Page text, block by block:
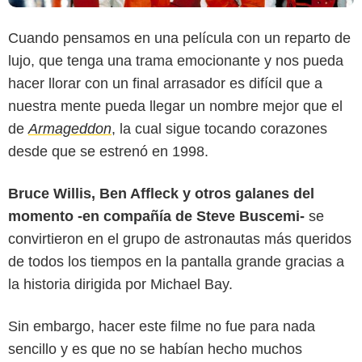
Cuando pensamos en una película con un reparto de
lujo, que tenga una trama emocionante y nos pueda
hacer llorar con un final arrasador es difícil que a
nuestra mente pueda llegar un nombre mejor que el
de Armageddon, la cual sigue tocando corazones
desde que se estrenó en 1998.
Bruce Willis, Ben Affleck y otros galanes del
momento -en compañía de Steve Buscemi- se
convirtieron en el grupo de astronautas más queridos
de todos los tiempos en la pantalla grande gracias a
la historia dirigida por Michael Bay.
Sin embargo, hacer este filme no fue para nada
sencillo y es que no se habían hecho muchos